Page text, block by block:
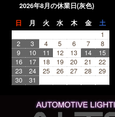
2026年8月の休業日(灰色)
日 月 火 水 木 金 土
1
2
3 4 5 6 7
8
9
10 11 12 13 14
15
16
17 18 19 20 21
22
23
24 25 26 27 28
29
30
31